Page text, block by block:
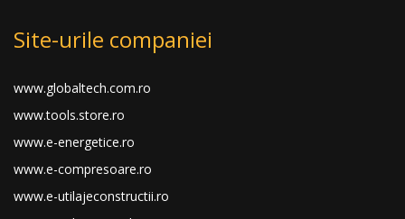
Site-urile companiei
www.globaltech.com.ro
www.tools.store.ro
www.e-energetice.ro
www.e-compresoare.ro
www.e-utilajeconstructii.ro